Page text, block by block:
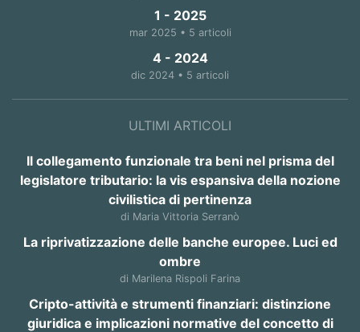
1 - 2025
mar 2025 • 5 articoli
4 - 2024
dic 2024 • 5 articoli
ULTIMI ARTICOLI
Il collegamento funzionale tra beni nel prisma del
legislatore tributario: la vis espansiva della nozione
civilistica di pertinenza
di Maria Vittoria Serranò
La riprivatizzazione delle banche europee. Luci ed
ombre
di Marilena Rispoli Farina
Cripto-attività e strumenti finanziari: distinzione
giuridica e implicazioni normative del concetto di